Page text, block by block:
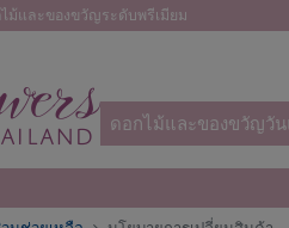
ม้และของขวัญระดับพรีเมียม
ดอกไม้และของขวัญวั